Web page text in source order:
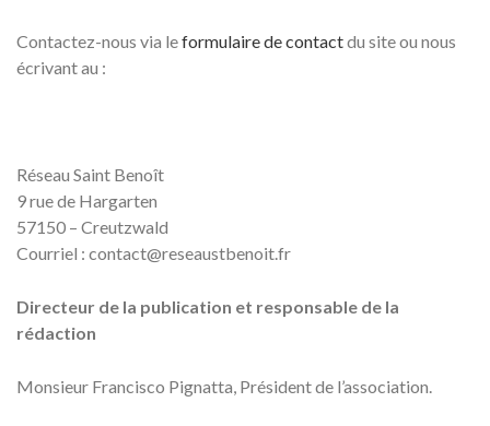
Contactez-nous via leformulaire de contactdu site ou nous
écrivant au :
Réseau Saint Benoît
9 rue de Hargarten
57150 – Creutzwald
Courriel : contact@reseaustbenoit.fr
Directeur de la publication et responsable de la
rédaction
Monsieur Francisco Pignatta, Président de l’association.